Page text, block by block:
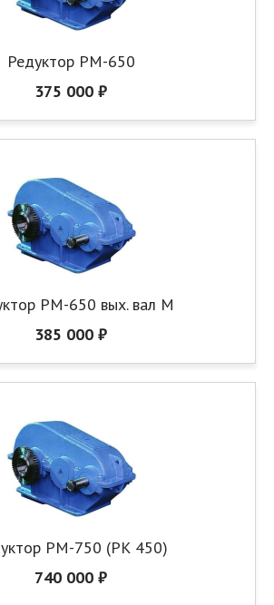
Редуктор РМ-650
375 000 ₽
РМ-650 вых. вал М
385 000 ₽
РМ-750 (РК 450)
740 000 ₽